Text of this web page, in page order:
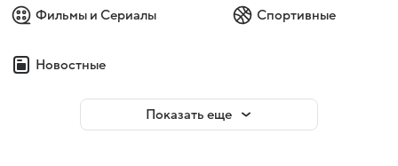
Фильмы и Сериалы Спортивные
Новостные
Показать еще